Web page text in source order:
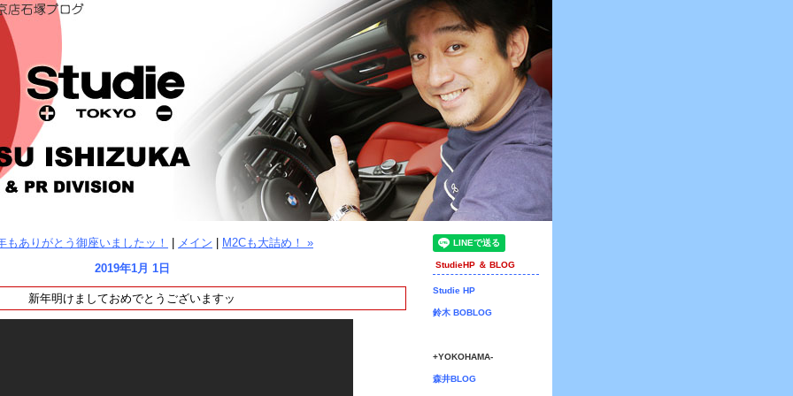
もありがとう御座いましたッ！ メイン
M2Cも大詰め！ »
2019年1月 1日
新年明けましておめでとうございますッ
StudieHP ＆ BLOG
Studie HP
鈴木 BOBLOG
+YOKOHAMA-
森井BLOG